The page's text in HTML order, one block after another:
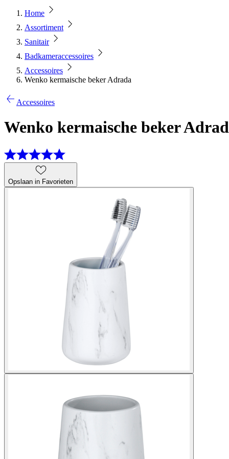
Home
Assortiment
Sanitair
Badkameraccessoires
Accessoires
Wenko kermaische beker Adrada
Accessoires
Wenko kermaische beker
Opslaan in Favorieten